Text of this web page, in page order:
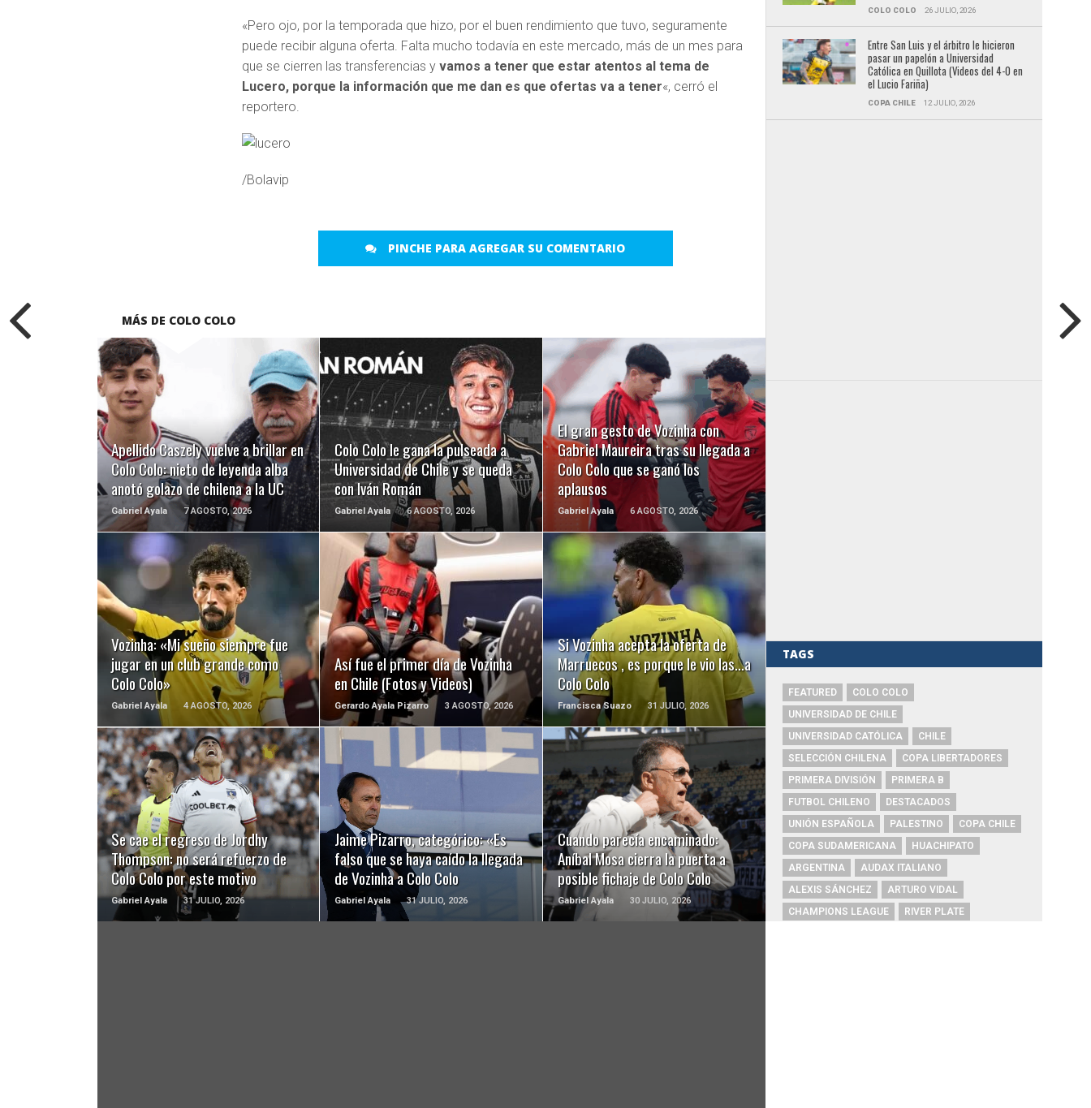
«Pero ojo, por la temporada que hizo, por el buen rendimiento que tuvo, seguramente
puede recibir alguna oferta. Falta mucho todavía en este mercado, más de un mes para
que se cierren las transferencias yvamos a tener que estar atentos al tema de
Lucero, porque la información que me dan es que ofertas va a tener«, cerró el
reportero.
/Bolavip
PINCHE PARA AGREGAR SU COMENTARIO
MÁS DE COLO COLO
Apellido Caszely vuelve a brillar en
Colo Colo: nieto de leyenda alba
anotó golazo de chilena a la UC
Gabriel Ayala 7 AGOSTO, 2026
LEER MÁS
Colo Colo le gana la pulseada a
Universidad de Chile y se queda
con Iván Román
Gabriel Ayala 6 AGOSTO, 2026
LEER MÁS
El gran gesto de Vozinha con
Gabriel Maureira tras su llegada a
Colo Colo que se ganó los
aplausos
Gabriel Ayala 6 AGOSTO, 2026
LEER MÁS
Vozinha: «Mi sueño siempre fue
jugar en un club grande como
Colo Colo»
Gabriel Ayala 4 AGOSTO, 2026
LEER MÁS
Así fue el primer día de Vozinha
en Chile (Fotos y Videos)
Gerardo Ayala Pizarro 3 AGOSTO, 2026
LEER MÁS
Si Vozinha acepta la oferta de
Marruecos , es porque le vio las…a
Colo Colo
Francisca Suazo 31 JULIO, 2026
LEER MÁS
Se cae el regreso de Jordhy
Thompson: no será refuerzo de
Colo Colo por este motivo
Gabriel Ayala 31 JULIO, 2026
LEER MÁS
Jaime Pizarro, categórico: «Es
falso que se haya caído la llegada
de Vozinha a Colo Colo
Gabriel Ayala 31 JULIO, 2026
LEER MÁS
Cuando parecía encaminado:
Aníbal Mosa cierra la puerta a
posible fichaje de Colo Colo
Gabriel Ayala 30 JULIO, 2026
LEER MÁS
COLO COLO 26 JULIO, 2026
Entre San Luis y el árbitro le hicieron
pasar un papelón a Universidad
Católica en Quillota (Videos del 4-0 en
el Lucio Fariña)
COPA CHILE 12 JULIO, 2026
TAGS
FEATURED
COLO COLO
UNIVERSIDAD DE CHILE
UNIVERSIDAD CATÓLICA
CHILE
SELECCIÓN CHILENA
COPA LIBERTADORES
PRIMERA DIVISIÓN
PRIMERA B
FUTBOL CHILENO
DESTACADOS
UNIÓN ESPAÑOLA
PALESTINO
COPA CHILE
COPA SUDAMERICANA
HUACHIPATO
ARGENTINA
AUDAX ITALIANO
ALEXIS SÁNCHEZ
ARTURO VIDAL
CHAMPIONS LEAGUE
RIVER PLATE